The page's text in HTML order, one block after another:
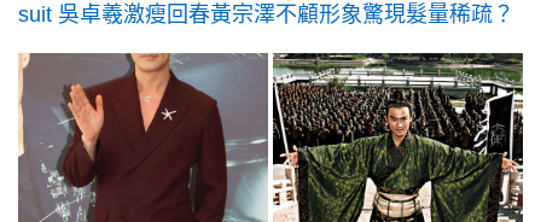
suit 吳卓羲激瘦回春黃宗澤不顧形象驚現髮量稀疏？